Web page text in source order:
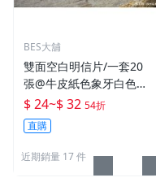
BES大舖
雙面空白明信片/一套20
張@牛皮紙色象牙白色黑
色DIY手作迷必備手帳貼
紙聖誕卡片
$ 24~$ 32 54折
直購
近期銷量 17 件